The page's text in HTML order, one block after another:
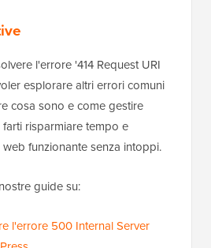
l'errore '414 Request URI
esplorare altri errori comuni
cosa sono e come gestire
risparmiare tempo e
funzionante senza intoppi.
guide su:
l'errore 500 Internal Server